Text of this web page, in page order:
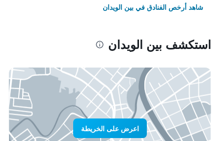
شاهد أرخص الفنادق في بين الويدان
استكشف بين الويدان
اعرض على الخريطة